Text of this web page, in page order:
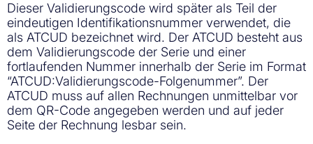
Dieser Validierungscode wird später als Teil der
eindeutigen Identifikationsnummer verwendet, die
als ATCUD bezeichnet wird. Der ATCUD besteht aus
dem Validierungscode der Serie und einer
fortlaufenden Nummer innerhalb der Serie im Format
“ATCUD:Validierungscode-Folgenummer”. Der
ATCUD muss auf allen Rechnungen unmittelbar vor
dem QR-Code angegeben werden und auf jeder
Seite der Rechnung lesbar sein.